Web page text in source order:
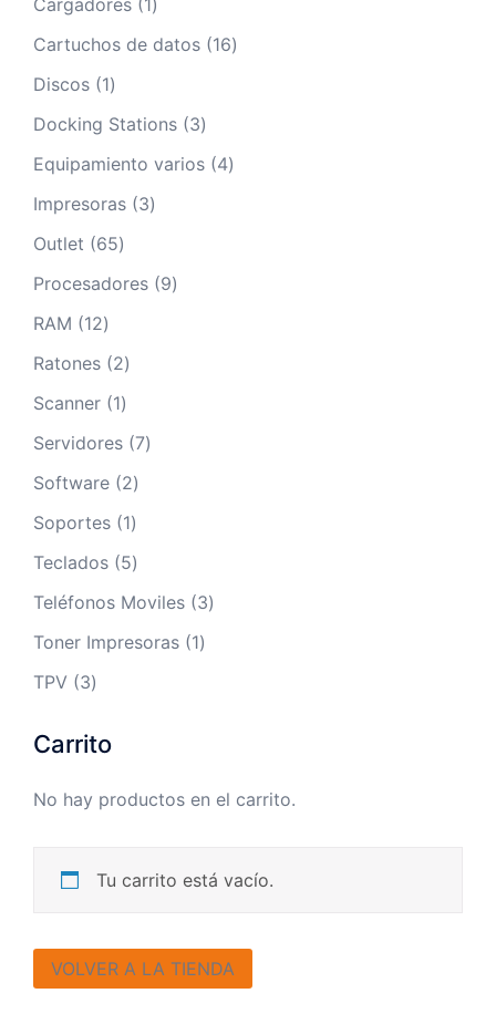
Cargadores 1
producto
Cartuchos de datos 1616
Discos 11
producto
Docking Stations 33
productos
Equipamiento varios 44
Impresoras 33
Outlet 6565
productos
Procesadores 99
RAM 1212
productos
Ratones 22
productos
Scanner 11
producto
Servidores 77
Software 22
productos
Soportes 11
producto
Teclados 55
productos
Teléfonos Moviles 33
Toner Impresoras 11
TPV 33
Carrito
No hay productos en el carrito.
Tu carrito está vacío.
VOLVER A LA TIENDA